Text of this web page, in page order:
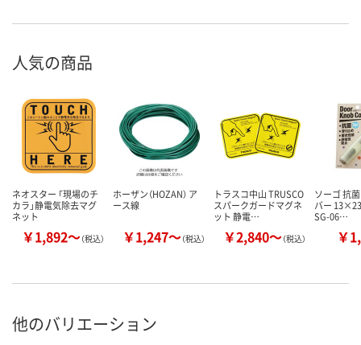
人気の商品
ネオスター 「現場のチ
カラ」静電気除去マグ
ネット
￥1,892～（税込）
ホーザン（HOZAN） ア
ース線
￥1,247～（税込）
トラスコ中山 TRUSCO
スパークガードマグネ
ット 静電…
￥2,840～（税込）
ソーゴ 抗
バー
SG-06…
￥
他のバリエーション